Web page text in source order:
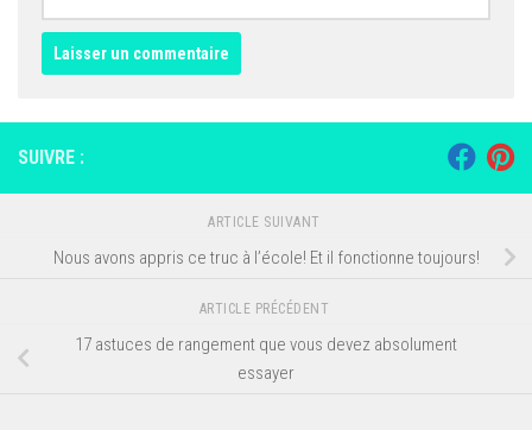
SUIVRE :
ARTICLE SUIVANT
Nous avons appris ce truc à l’école! Et il fonctionne toujours!
ARTICLE PRÉCÉDENT
17 astuces de rangement que vous devez absolument
essayer